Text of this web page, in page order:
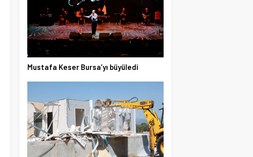
Mustafa Keser Bursa’yı büyüledi